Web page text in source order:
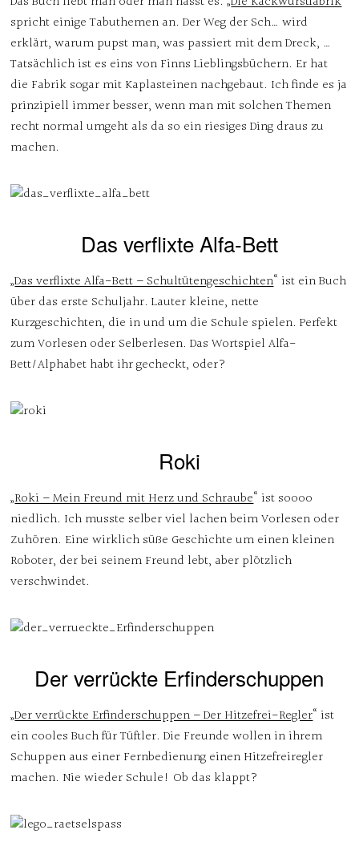
spricht einige Tabuthemen an. Der Weg der Sch… wird
erklärt, warum pupst man, was passiert mit dem Dreck, …
Tatsächlich ist es eins von Finns Lieblingsbüchern. Er hat
die Fabrik sogar mit Kaplasteinen nachgebaut. Ich finde es ja
prinzipiell immer besser, wenn man mit solchen Themen
recht normal umgeht als da so ein riesiges Ding draus zu
machen.
Das verflixte Alfa-Bett
„Das verflixte Alfa-Bett – Schultütengeschichten“ ist ein Buch
über das erste Schuljahr. Lauter kleine, nette
Kurzgeschichten, die in und um die Schule spielen. Perfekt
zum Vorlesen oder Selberlesen. Das Wortspiel Alfa-
Bett/Alphabet habt ihr gecheckt, oder?
Roki
„Roki – Mein Freund mit Herz und Schraube“ ist soooo
niedlich. Ich musste selber viel lachen beim Vorlesen oder
Zuhören. Eine wirklich süße Geschichte um einen kleinen
Roboter, der bei seinem Freund lebt, aber plötzlich
verschwindet.
Der verrückte Erfinderschuppen
„Der verrückte Erfinderschuppen – Der Hitzefrei-Regler“ ist
ein cooles Buch für Tüftler. Die Freunde wollen in ihrem
Schuppen aus einer Fernbedienung einen Hitzefreiregler
machen. Nie wieder Schule! Ob das klappt?